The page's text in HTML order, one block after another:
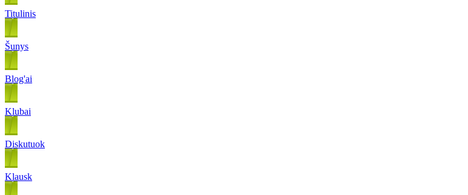
Titulinis
Šunys
Blog'ai
Klubai
Diskutuok
Klausk